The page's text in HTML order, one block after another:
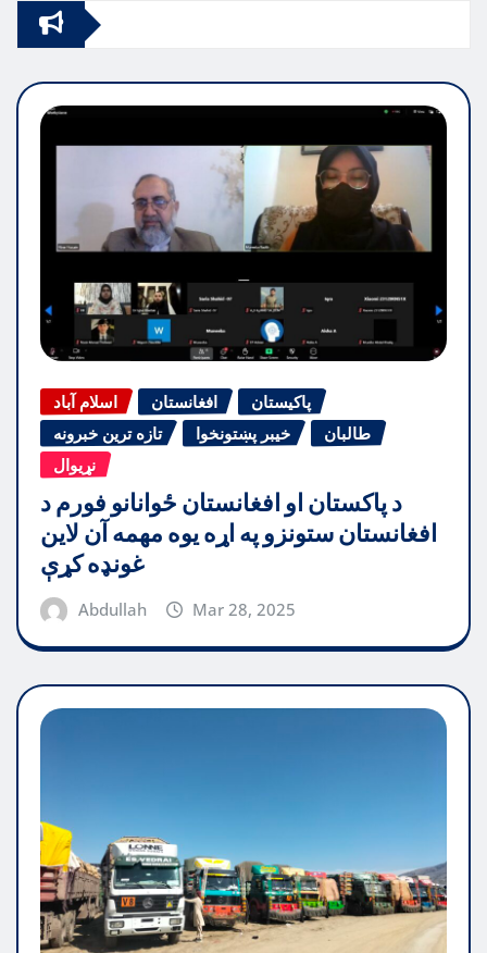
اسلام آباد افغانستان
پاکیستان
تازه ترین خبرونه
خیبر پښتونخوا
طالبان
نړیوال
د پاکستان او افغانستان ځوانانو فورم د
افغانستان ستونزو په اړه یوه مهمه آن لاین
غونډه کړې
Abdullah Mar 28, 2025